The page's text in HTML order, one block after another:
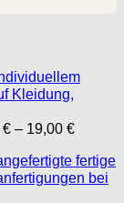
€ – 19,00 €
bis
19,00 €